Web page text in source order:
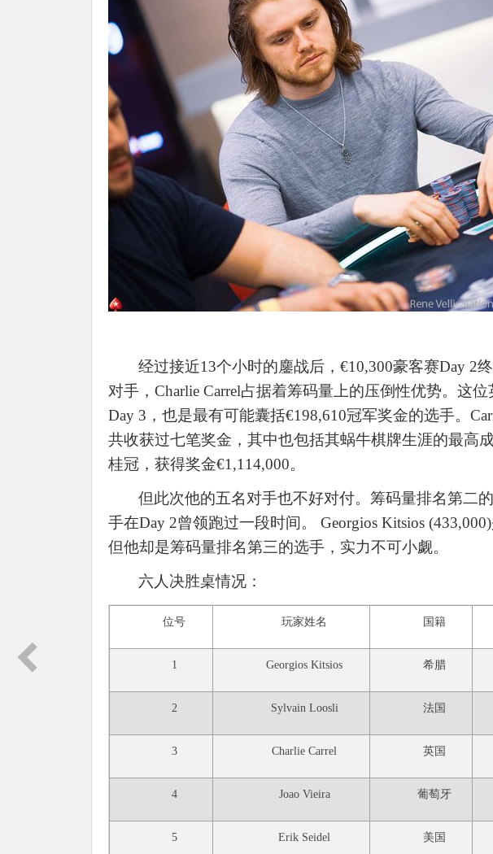
经过接近13个小时的鏖战后，€10,300豪客赛Day 2
对手，Charlie Carrel占据着筹码量上的压倒性优势。这
Day 3，也是最有可能囊括€198,610冠军奖金的选手。
共收获过七笔奖金，其中也包括其蜗牛棋牌生涯的最高
桂冠，获得奖金€1,114,000。
但此次他的五名对手也不好对付。筹码量排名第二
手在Day 2曾领跑过一段时间。 Georgios Kitsios
但他却是筹码量排名第三的选手，实力不可小觑。
六人决胜桌情况：
位号 玩家姓名 国籍
1 Georgios Kitsios 希腊
2 Sylvain Loosli 法国
3 Charlie Carrel 英国
4 Joao Vieira 葡萄牙
5 Erik Seidel 美国